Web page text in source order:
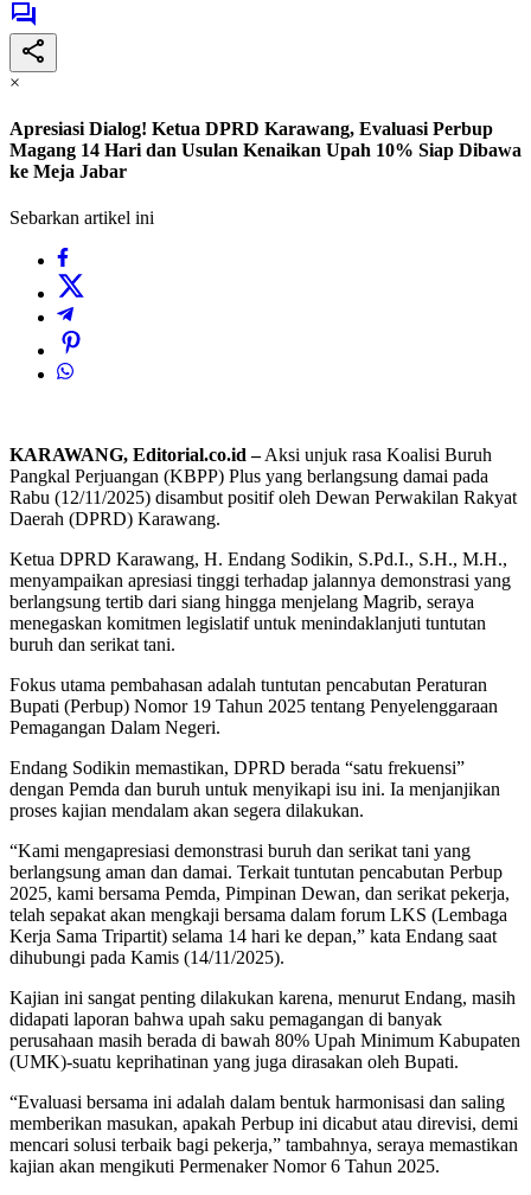
×
Apresiasi Dialog! Ketua DPRD Karawang, Evaluasi Perbup
Magang 14 Hari dan Usulan Kenaikan Upah 10% Siap Dibawa
ke Meja Jabar
Sebarkan artikel ini
KARAWANG, Editorial.co.id –Aksi unjuk rasa Koalisi Buruh
Pangkal Perjuangan (KBPP) Plus yang berlangsung damai pada
Rabu (12/11/2025) disambut positif oleh Dewan Perwakilan Rakyat
Daerah (DPRD) Karawang.
Ketua DPRD Karawang, H. Endang Sodikin, S.Pd.I., S.H., M.H.,
menyampaikan apresiasi tinggi terhadap jalannya demonstrasi yang
berlangsung tertib dari siang hingga menjelang Magrib, seraya
menegaskan komitmen legislatif untuk menindaklanjuti tuntutan
buruh dan serikat tani.
Fokus utama pembahasan adalah tuntutan pencabutan Peraturan
Bupati (Perbup) Nomor 19 Tahun 2025 tentang Penyelenggaraan
Pemagangan Dalam Negeri.
Endang Sodikin memastikan, DPRD berada “satu frekuensi”
dengan Pemda dan buruh untuk menyikapi isu ini. Ia menjanjikan
proses kajian mendalam akan segera dilakukan.
“Kami mengapresiasi demonstrasi buruh dan serikat tani yang
berlangsung aman dan damai. Terkait tuntutan pencabutan Perbup
2025, kami bersama Pemda, Pimpinan Dewan, dan serikat pekerja,
telah sepakat akan mengkaji bersama dalam forum LKS (Lembaga
Kerja Sama Tripartit) selama 14 hari ke depan,” kata Endang saat
dihubungi pada Kamis (14/11/2025).
Kajian ini sangat penting dilakukan karena, menurut Endang, masih
didapati laporan bahwa upah saku pemagangan di banyak
perusahaan masih berada di bawah 80% Upah Minimum Kabupaten
(UMK)-suatu keprihatinan yang juga dirasakan oleh Bupati.
“Evaluasi bersama ini adalah dalam bentuk harmonisasi dan saling
memberikan masukan, apakah Perbup ini dicabut atau direvisi, demi
mencari solusi terbaik bagi pekerja,” tambahnya, seraya memastikan
kajian akan mengikuti Permenaker Nomor 6 Tahun 2025.